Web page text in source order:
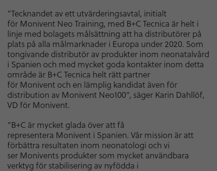
”Tecknandet av ett utvärderingsavtal, initialt
för Monivent Neo Training, med B+C Tecnica är helt i
linje med bolagets målsättning att ha distributörer på
plats på alla målmarknader i Europa under 2020. Som
tongivande distributör av produkter inom neonatalvård
i Spanien och med mycket goda kontakter inom detta
område är B+C Tecnica helt rätt partner
för Monivent och en lämplig kandidat även för
distribution av Monivent Neo100”, säger Karin Dahllöf,
VD för Monivent.
”B+C är mycket glada över att få
representera Monivent i Spanien. Vår mission är att
förbättra resultaten inom neonatologi och vi
ser Monivents produkter som mycket användbara
verktyg för stabilisering av nyfödda i